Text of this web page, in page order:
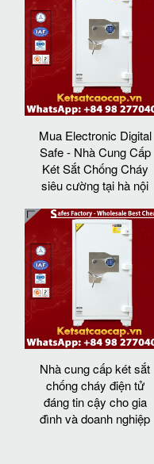
Mua Electronic Digital
Safe - Nhà Cung Cấp
Két Sắt Chống Cháy
siêu cường tại hà nội
Nhà cung cấp két sắt
chống cháy điện tử
đáng tin cậy cho gia
đình và doanh nghiệp